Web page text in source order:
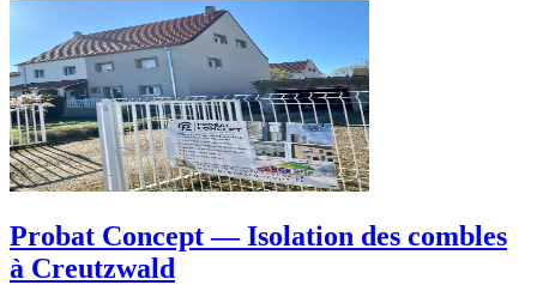
Probat Concept — Isolation des combles
à Creutzwald